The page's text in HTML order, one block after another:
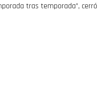
tras temporada”, cerró